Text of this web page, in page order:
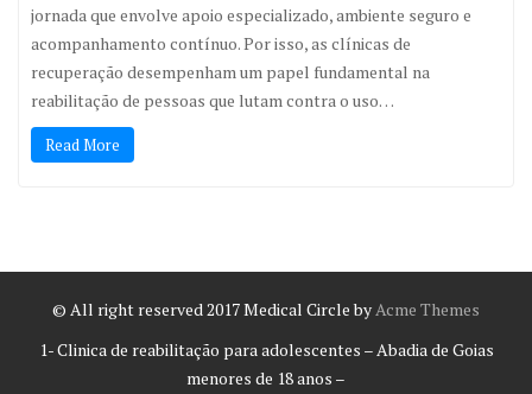
jornada que envolve apoio especializado, ambiente seguro e
acompanhamento contínuo. Por isso, as clínicas de
recuperação desempenham um papel fundamental na
reabilitação de pessoas que lutam contra o uso…
Read More
© All right reserved 2017Medical Circle byAcme Themes
1- Clinica de reabilitação para adolescentes – Abadia de Goias
menores de 18 anos –